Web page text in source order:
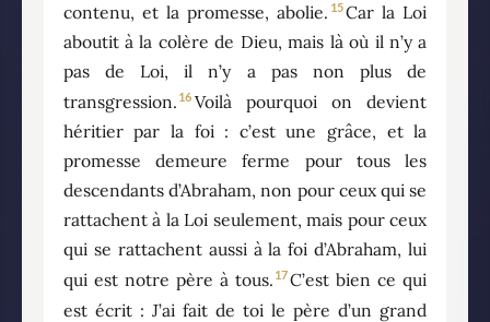
contenu, et la promesse, abolie. 15Car la Loi
aboutit à la colère de Dieu, mais là où il n’y a
pas de Loi, il n’y a pas non plus de
transgression. 16 Voilà pourquoi on devient
héritier par la foi : c’est une grâce, et la
promesse demeure ferme pour tous les
descendants d’Abraham, non pour ceux qui se
rattachent à la Loi seulement, mais pour ceux
qui se rattachent aussi à la foi d’Abraham, lui
qui est notre père à tous. 17C’est bien ce qui
est écrit : J’ai fait de toi le père d’un grand